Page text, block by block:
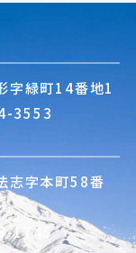
字緑町14番地1
3553
志字本町58番
1745